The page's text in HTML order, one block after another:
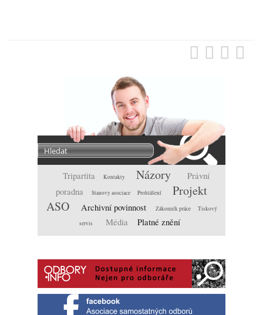
Tripartita Kontakty Názory
Právní
poradna
Stanovy asociace Prohlášení
Projekt
ASO
Archivní povinnost Zákonník práce
Tiskový
servis
Média Platné znění